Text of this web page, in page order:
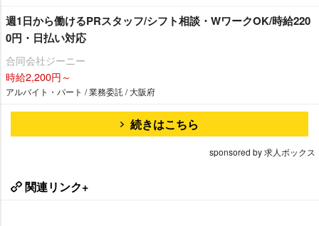
週1日から働けるPRスタッフ/シフト相談・WワークOK/時給220
0円・日払い対応
合同会社ジーニー
時給2,200円～
アルバイト・パート / 業務委託 / 大阪府
続きはこちら
sponsored by 求人ボックス
関連リンク+